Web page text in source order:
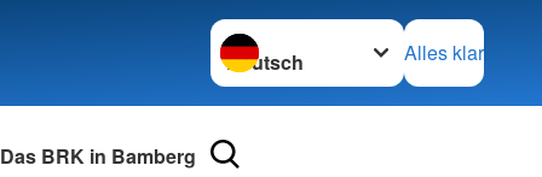
Sprache wechseln zu
Alles klar
Das BRK in Bamberg